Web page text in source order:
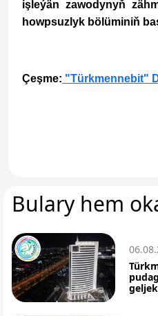
işleýän zawodynyň
howpsuzlyk bölüminiň
Çeşme: "Türkmennebit"
Bulary hem